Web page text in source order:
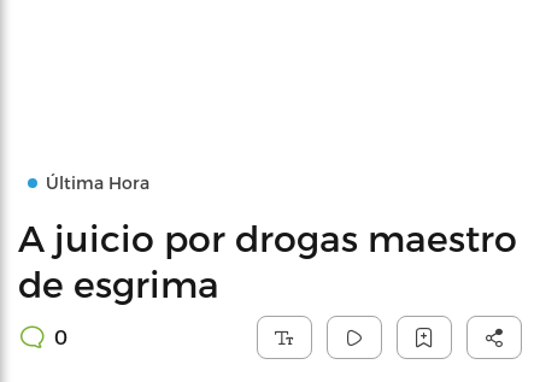
Última Hora
A juicio por drogas maestro
de esgrima
0